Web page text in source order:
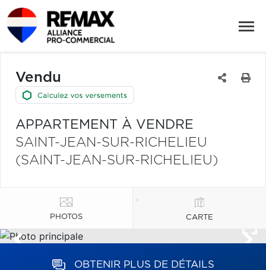
Vendu
APPARTEMENT À VENDRE
SAINT-JEAN-SUR-RICHELIEU
(SAINT-JEAN-SUR-RICHELIEU)
PHOTOS CARTE
OBTENIR PLUS DE DÉTAILS